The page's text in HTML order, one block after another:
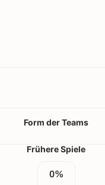
Form der Teams
Frühere Spiele
0%